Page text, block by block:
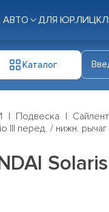
ДЛЯ ЮР.ЛИЦ
Каталог
Подвеска
III перед. / нижн.